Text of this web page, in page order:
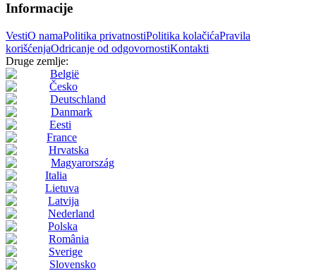
Informacije
VestiO namaPolitika privatnostiPolitika kolačićaPravila
korišćenjaOdricanje od odgovornostiKontakti
Druge zemlje:
België
Česko
Deutschland
Danmark
Eesti
France
Hrvatska
Magyarország
Italia
Lietuva
Latvija
Nederland
Polska
România
Sverige
Slovensko